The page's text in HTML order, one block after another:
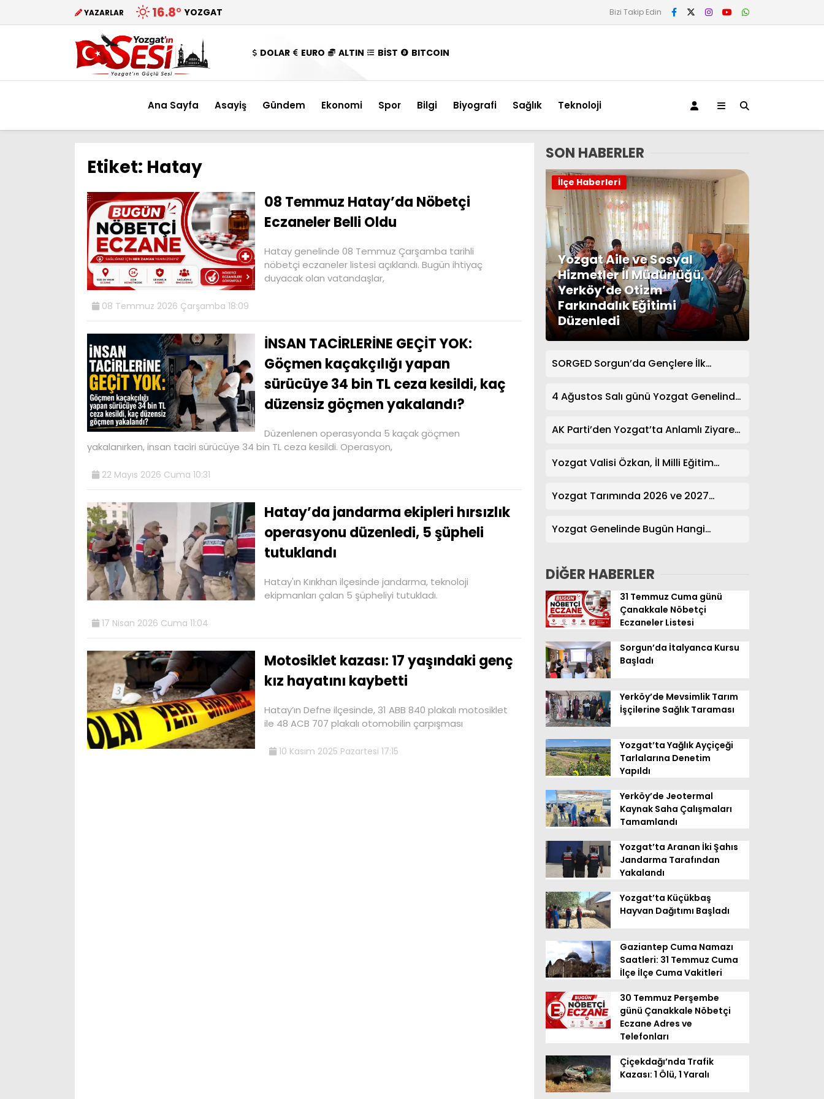
YAZARLAR 16.8° YOZGAT Bizi Takip Edin
DOLAR EURO ALTIN BİST BITCOIN
Ana Sayfa Asayiş Gündem Ekonomi Spor Bilgi Biyografi Sağlık Teknoloji
Etiket: Hatay
08 Temmuz Hatay’da Nöbetçi
Eczaneler Belli Oldu
Hatay genelinde 08 Temmuz Çarşamba tarihli
nöbetçi eczaneler listesi açıklandı. Bugün ihtiyaç
duyacak olan vatandaşlar,
08 Temmuz 2026 Çarşamba 18:09
İNSAN TACİRLERİNE GEÇİT YOK:
Göçmen kaçakçılığı yapan
sürücüye 34 bin TL ceza kesildi, kaç
düzensiz göçmen yakalandı?
Düzenlenen operasyonda 5 kaçak göçmen
yakalanırken, insan taciri sürücüye 34 bin TL ceza kesildi. Operasyon,
22 Mayıs 2026 Cuma 10:31
Hatay’da jandarma ekipleri hırsızlık
operasyonu düzenledi, 5 şüpheli
tutuklandı
Hatay'ın Kırıkhan ilçesinde jandarma, teknoloji
ekipmanları çalan 5 şüpheliyi tutukladı.
17 Nisan 2026 Cuma 11:04
Motosiklet kazası: 17 yaşındaki genç
kız hayatını kaybetti
Hatay’ın Defne ilçesinde, 31 ABB 840 plakalı motosiklet
ile 48 ACB 707 plakalı otomobilin çarpışması
10 Kasım 2025 Pazartesi 17:15
SON HABERLER
Yozgat Aile ve Sosyal
Hizmetler İl Müdürlüğü,
Yerköy’de Otizm
Farkındalık Eğitimi
Düzenledi
İlçe Haberleri
SORGED Sorgun’da Gençlere İlk
4 Ağustos Salı günü Yozgat Genelinde
AK Parti’den Yozgat’ta Anlamlı Ziyaret!
Üyeleriyle Buluştu
Yozgat Valisi Özkan, İl Milli Eğitim
Yozgat Tarımında 2026 ve 2027
Yozgat Genelinde Bugün Hangi
DİĞER HABERLER
31 Temmuz Cuma günü
Çanakkale Nöbetçi
Eczaneler Listesi
Sorgun’da İtalyanca Kursu
Başladı
Yerköy’de Mevsimlik Tarım
İşçilerine Sağlık Taraması
Yozgat’ta Yağlık Ayçiçeği
Tarlalarına Denetim
Yapıldı
Yerköy’de Jeotermal
Kaynak Saha Çalışmaları
Tamamlandı
Yozgat’ta Aranan İki Şahıs
Jandarma Tarafından
Yakalandı
Yozgat’ta Küçükbaş
Hayvan Dağıtımı Başladı
Gaziantep Cuma Namazı
Saatleri: 31 Temmuz Cuma
İlçe İlçe Cuma Vakitleri
30 Temmuz Perşembe
günü Çanakkale Nöbetçi
Eczane Adres ve
Telefonları
Çiçekdağı’nda Trafik
Kazası: 1 Ölü, 1 Yaralı